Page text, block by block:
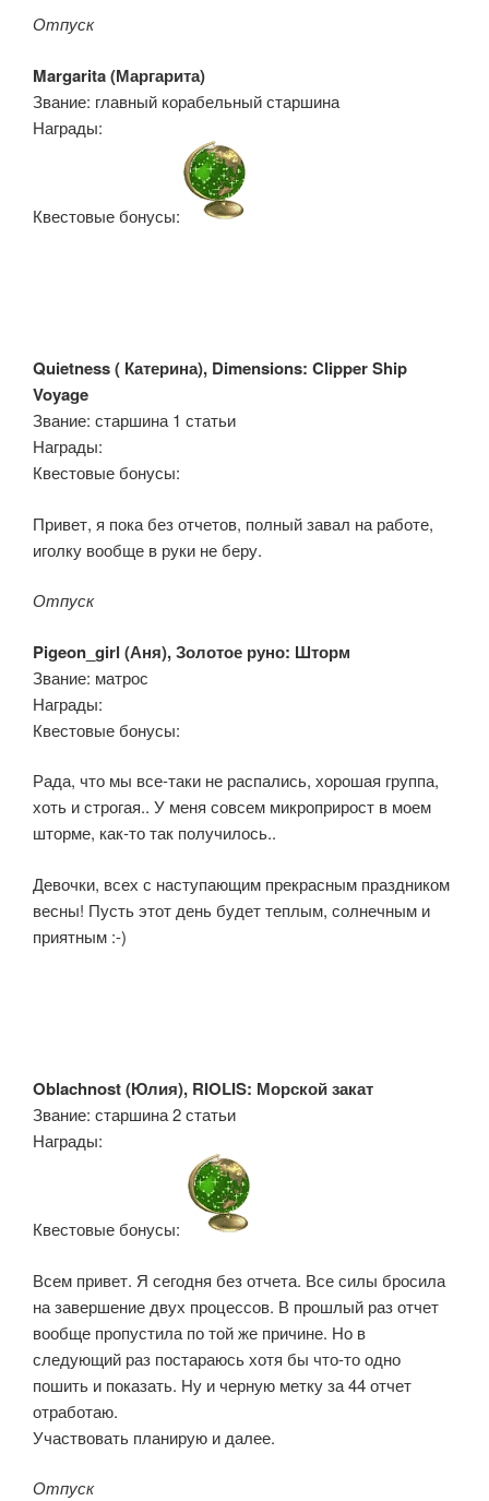
Отпуск
Margarita (Маргарита)
Звание: главный корабельный старшина
Награды:
Квестовые бонусы:
Quietness ( Катерина), Dimensions: Clipper Ship
Voyage
Звание: старшина 1 статьи
Награды:
Квестовые бонусы:
Привет, я пока без отчетов, полный завал на работе,
иголку вообще в руки не беру.
Отпуск
Pigeon_girl (Аня), Золотое руно: Шторм
Звание: матрос
Награды:
Квестовые бонусы:
Рада, что мы все-таки не распались, хорошая группа,
хоть и строгая.. У меня совсем микроприрост в моем
шторме, как-то так получилось..
Девочки, всех с наступающим прекрасным праздником
весны! Пусть этот день будет теплым, солнечным и
приятным :-)
Oblachnost (Юлия), RIOLIS: Морской закат
Звание: старшина 2 статьи
Награды:
Квестовые бонусы:
Всем привет. Я сегодня без отчета. Все силы бросила
на завершение двух процессов. В прошлый раз отчет
вообще пропустила по той же причине. Но в
следующий раз постараюсь хотя бы что-то одно
пошить и показать. Ну и черную метку за 44 отчет
отработаю.
Участвовать планирую и далее.
Отпуск